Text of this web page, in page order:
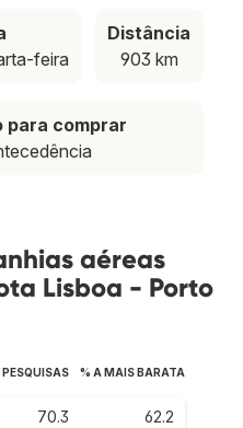
feira
Distância
903 km
para comprar
aéreas
Lisboa - Porto
% A MAIS BARATA
70.3 62.2